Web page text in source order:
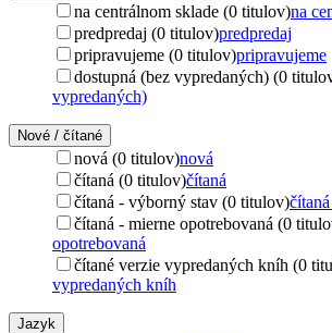
na centrálnom sklade (0 titulov)na
predpredaj (0 titulov)predpredaj
pripravujeme (0 titulov)pripravujeme
dostupná (bez vypredaných) (0
vypredaných)
Nové / čítané
nová (0 titulov)nová
čítaná (0 titulov)čítaná
čítaná - výborný stav (0 titulov)
čítaná - mierne opotrebovaná (0
opotrebovaná
čítané verzie vypredaných kníh (0
vypredaných kníh
Jazyk